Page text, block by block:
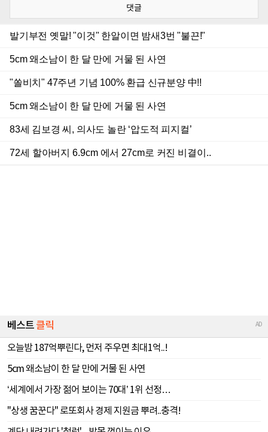
댓글